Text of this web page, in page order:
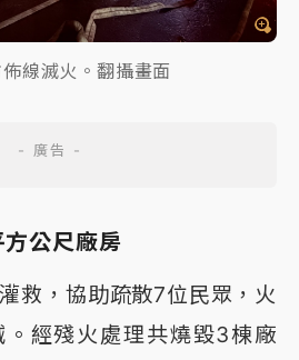
線滅火。翻攝畫面
公尺廠房
救，協助疏散7位民眾，火
經殘火處理共燒毀3棟廠